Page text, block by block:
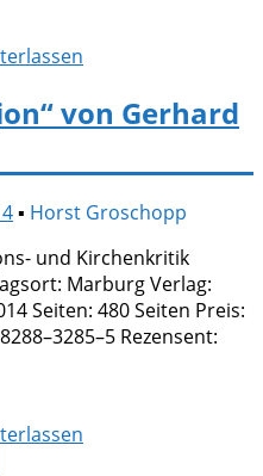
von Gerhard
▪ Horst Groschopp
und Kirchenkritik
Marburg Verlag:
Seiten: 480 Seiten Preis:
Rezensent: